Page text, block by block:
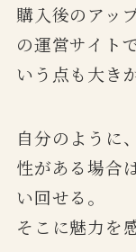
購入後のアッ
の運営サイト
いう点も大き
自分のように
性がある場合
い回せる。
そこに魅力を